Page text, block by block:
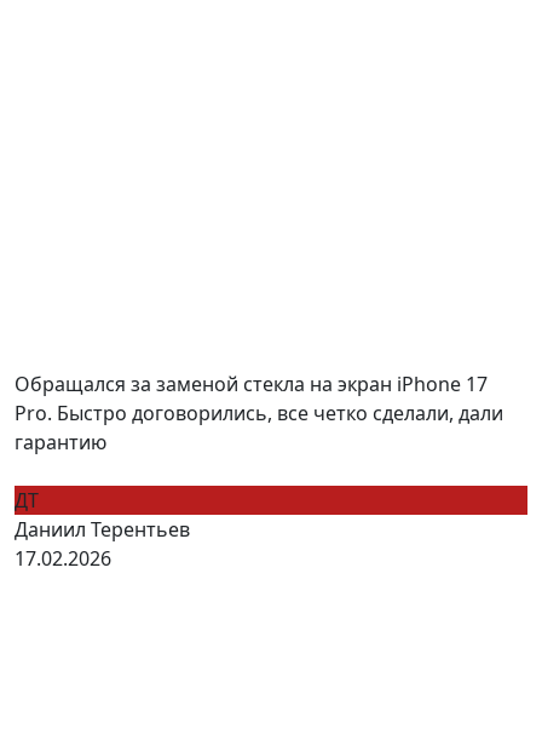
Обращался за заменой стекла на экран iPhone 17
Pro. Быстро договорились, все четко сделали, дали
гарантию
ДТ
Даниил Терентьев
17.02.2026